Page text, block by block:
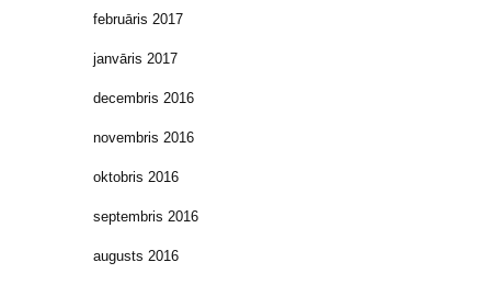
februāris 2017
janvāris 2017
decembris 2016
novembris 2016
oktobris 2016
septembris 2016
augusts 2016